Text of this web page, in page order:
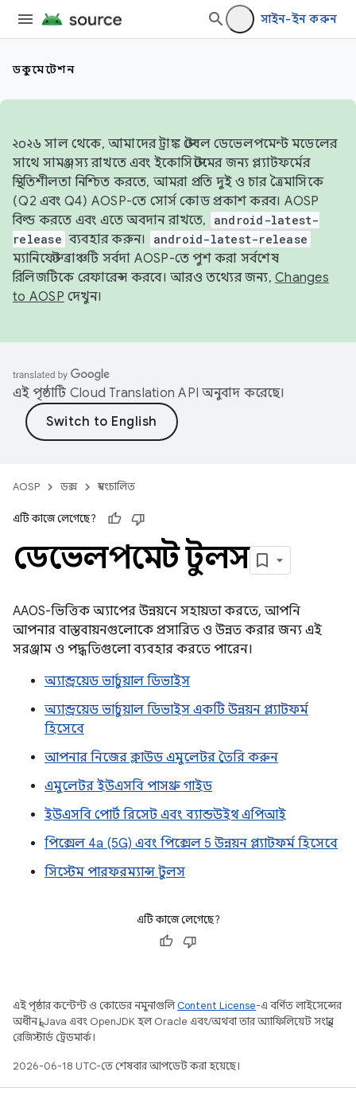
সাইন-ইন করুন
ডকুমেন্টেশন
২০২৬ সাল থেকে, আমাদের ট্রাঙ্ক স্টেবল ডেভেলপমেন্ট মডেলের
সাথে সামঞ্জস্য রাখতে এবং ইকোসিস্টেমের জন্য প্ল্যাটফর্মের
স্থিতিশীলতা নিশ্চিত করতে, আমরা প্রতি দুই ও চার ত্রৈমাসিকে
(Q2 এবং Q4) AOSP-তে সোর্স কোড প্রকাশ করব। AOSP
বিল্ড করতে এবং এতে অবদান রাখতে,
android-latest-
release ব্যবহার করুন। android-latest-release
ম্যানিফেস্ট ব্রাঞ্চটি সর্বদা AOSP-তে পুশ করা সর্বশেষ
রিলিজটিকে রেফারেন্স করবে। আরও তথ্যের জন্য, Changes
to AOSP দেখুন।
এই পৃষ্ঠাটি Cloud Translation API অনুবাদ করেছে।
AOSP ডক্স স্বয়ংচালিত
এটি কাজে লেগেছে?
ডেভেলপমেন্ট টুলস
AAOS-ভিত্তিক অ্যাপের উন্নয়নে সহায়তা করতে, আপনি
আপনার বাস্তবায়নগুলোকে প্রসারিত ও উন্নত করার জন্য এই
সরঞ্জাম ও পদ্ধতিগুলো ব্যবহার করতে পারেন।
অ্যান্ড্রয়েড ভার্চুয়াল ডিভাইস
অ্যান্ড্রয়েড ভার্চুয়াল ডিভাইস একটি উন্নয়ন প্ল্যাটফর্ম
হিসেবে
আপনার নিজের ক্লাউড এমুলেটর তৈরি করুন
এমুলেটর ইউএসবি পাসথ্রু গাইড
ইউএসবি পোর্ট রিসেট এবং ব্যান্ডউইথ এপিআই
পিক্সেল 4a (5G) এবং পিক্সেল 5 উন্নয়ন প্ল্যাটফর্ম হিসেবে
সিস্টেম পারফরম্যান্স টুলস
এটি কাজে লেগেছে?
এই পৃষ্ঠার কন্টেন্ট ও কোডের নমুনাগুলিContent License-এ বর্ণিত লাইসেন্সের
অধীনস্থ। Java এবং OpenJDK হল Oracle এবং/অথবা তার অ্যাফিলিয়েট সংস্থার
রেজিস্টার্ড ট্রেডমার্ক।
2026-06-18 UTC-তে শেষবার আপডেট করা হয়েছে।